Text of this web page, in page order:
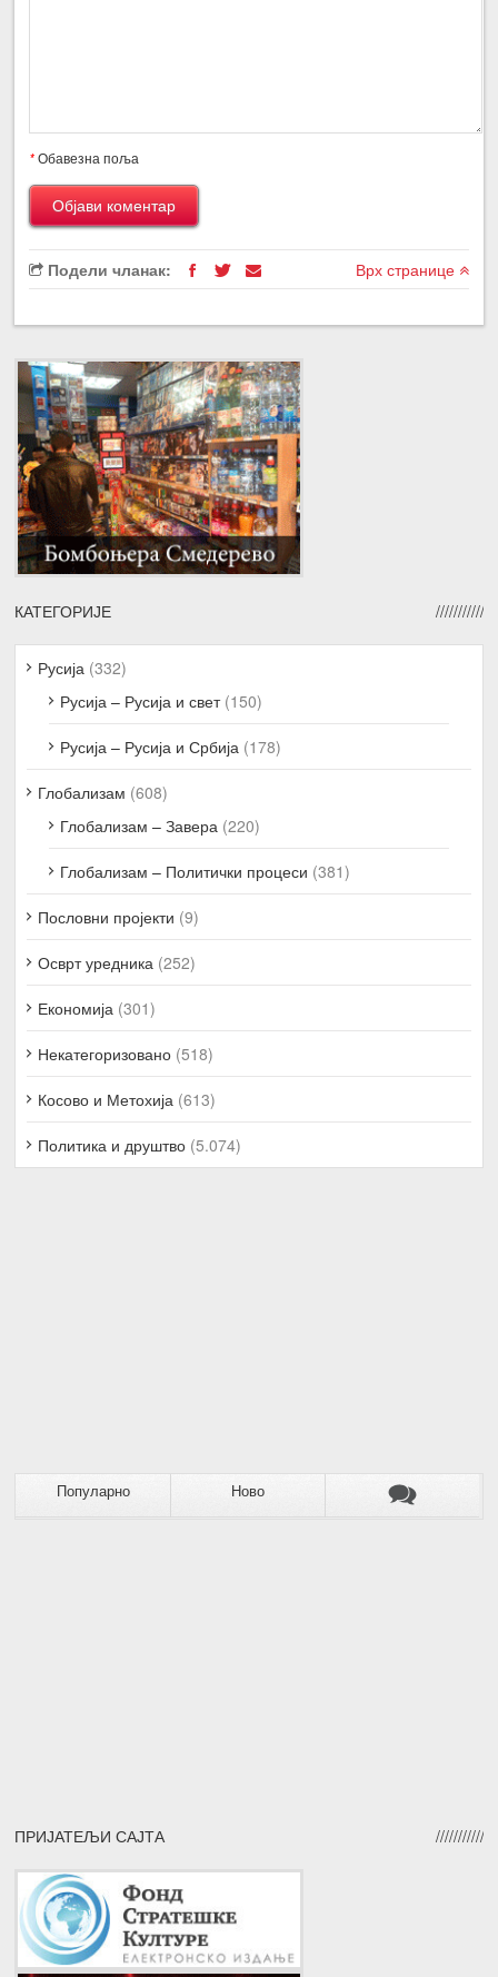
*Обавезна поља
Подели чланак: Врх странице
КАТЕГОРИЈЕ
Русија (332)
Русија – Русија и свет(150)
Русија – Русија и Србија (178)
Глобализам (608)
Глобализам – Завера (220)
Глобализам – Политички процеси (381)
Пословни пројекти (9)
Осврт уредника (252)
Економија (301)
Некатегоризовано (518)
Косово и Метохија (613)
Политика и друштво (5.074)
Популарно Ново
ПРИЈАТЕЉИ САЈТА